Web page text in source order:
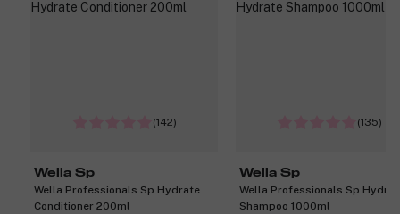
(142)
Wella Sp
Wella Professionals Sp Hydrate
Conditioner 200ml
(135)
Wella Sp
Wella Professionals Sp
Shampoo 1000ml